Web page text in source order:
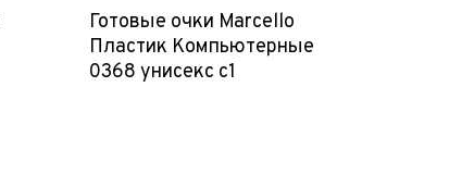
Готовые очки Marcello
Пластик Компьютерные
0368 унисекс с1